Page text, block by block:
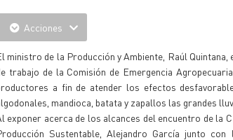
Acciones
ministro de la Producción y Ambiente, Raúl
trabajo de la Comisión de Emergencia
a fin de atender los efectos
mandioca, batata y zapallos las grandes
exponer acerca de los alcances del encuentro de la
Sustentable, Alejandro García junto